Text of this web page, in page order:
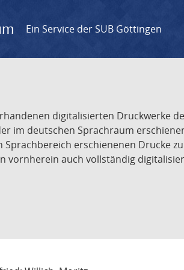
Ein Service der SUB Göttingen
digitalisierten Druckwerke
im deutschen Sprachraum
erschienenen Drucke
auch vollständig